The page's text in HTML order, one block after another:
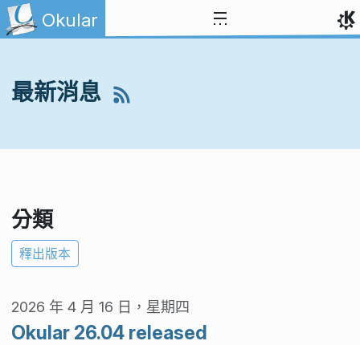
跳到內容Okular
最新消息
分類
釋出版本
2026 年 4 月 16 日，星期四
Okular 26.04 released